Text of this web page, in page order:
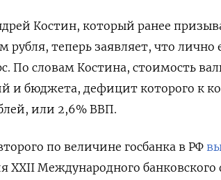
Костин, который ранее
рубля, теперь заявляет, что лично
По словам Костина, стоимость
и бюджета, дефицит которого к
или 2,6% ВВП.
по величине госбанка в РФ
XXII Международного